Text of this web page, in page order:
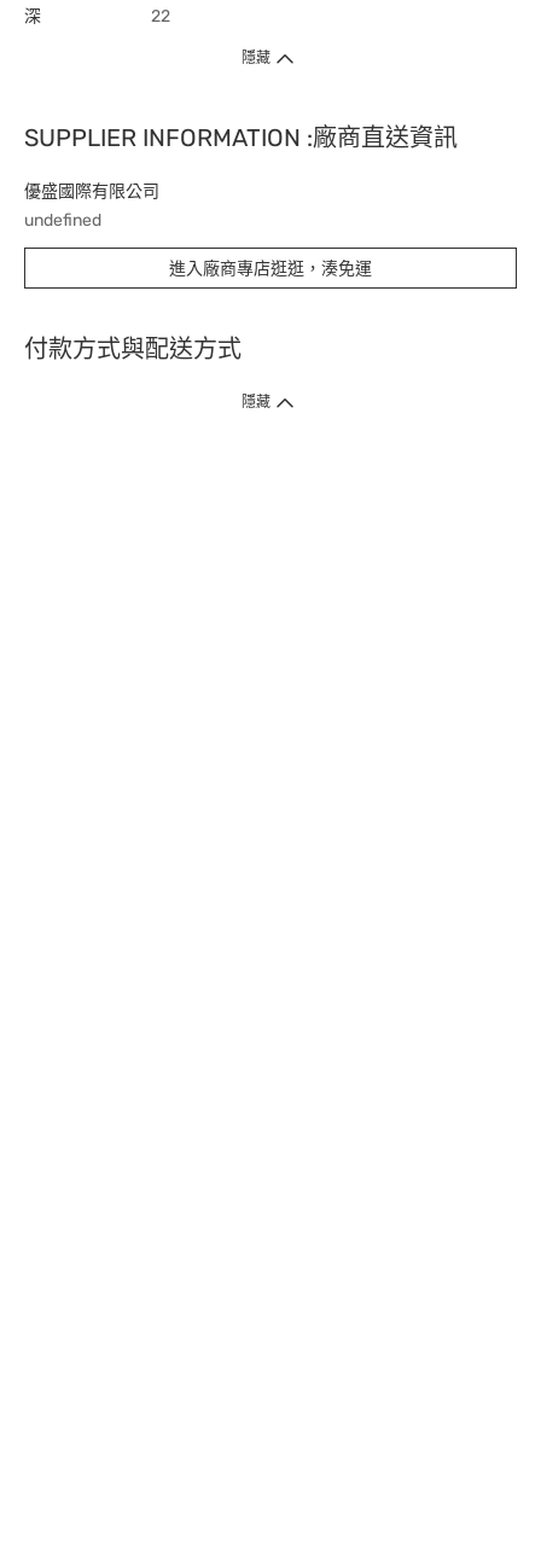
深 22
隱藏
SUPPLIER INFORMATION :廠商直送資訊
優盛國際有限公司
undefined
進入廠商專店逛逛，湊免運
付款方式與配送方式
隱藏